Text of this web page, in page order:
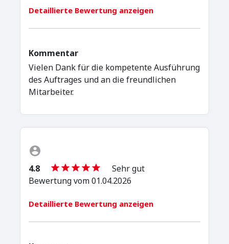
Detaillierte Bewertung anzeigen
Kommentar
Vielen Dank für die kompetente Ausführung
des Auftrages und an die freundlichen
Mitarbeiter.
4.8
Sehr gut
Bewertung vom 01.04.2026
Detaillierte Bewertung anzeigen